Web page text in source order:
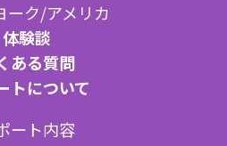
ーク/アメリカ
体験談
ある質問
トについて
ート内容